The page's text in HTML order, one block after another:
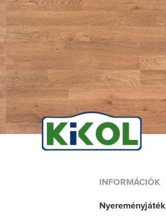
INFORMÁCIÓK
Nyereményjáték